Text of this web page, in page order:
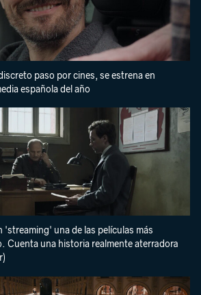
paso por cines, se estrena en
española del año
'streaming' una de las películas más
Cuenta una historia realmente aterradora